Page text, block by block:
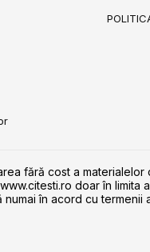
fără cost a
doar în limita
numai în acord cu termenii